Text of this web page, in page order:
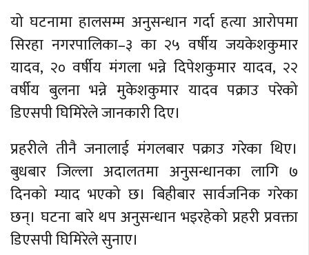
यो घटनामा हालसम्म अनुसन्धान गर्दा हत्या आरोपमा
सिरहा नगरपालिका–३ का २५ वर्षीय जयकेशकुमार
यादव, २० वर्षीय मंगला भन्ने दिपेशकुमार यादव, २२
वर्षीय बुलना भन्ने मुकेशकुमार यादव पक्राउ परेको
डिएसपी घिमिरेले जानकारी दिए।
प्रहरीले तीनै जनालाई मंगलबार पक्राउ गरेका थिए।
बुधबार जिल्ला अदालतमा अनुसन्धानका लागि ७
दिनको म्याद भएको छ। बिहीबार सार्वजनिक गरेका
छन्। घटना बारे थप अनुसन्धान भइरहेको प्रहरी प्रवक्ता
डिएसपी घिमिरेले सुनाए।